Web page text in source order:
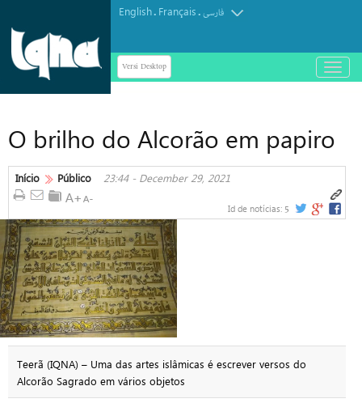
English. Français.فارسی
Versi Desktop
باز
و
منوO brilho do Alcorão em papiro
Início Público 23:44 - December 29, 2021
Id de notícias: 5
Teerã (IQNA) – Uma das artes islâmicas é escrever versos do
Alcorão Sagrado em vários objetos